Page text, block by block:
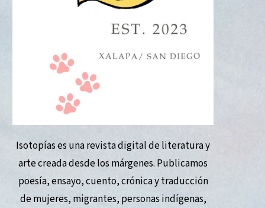
Isotopías es una revista digital de literatura y
arte creada desde los márgenes. Publicamos
poesía, ensayo, cuento, crónica y traducción
de mujeres, migrantes, personas indígenas,